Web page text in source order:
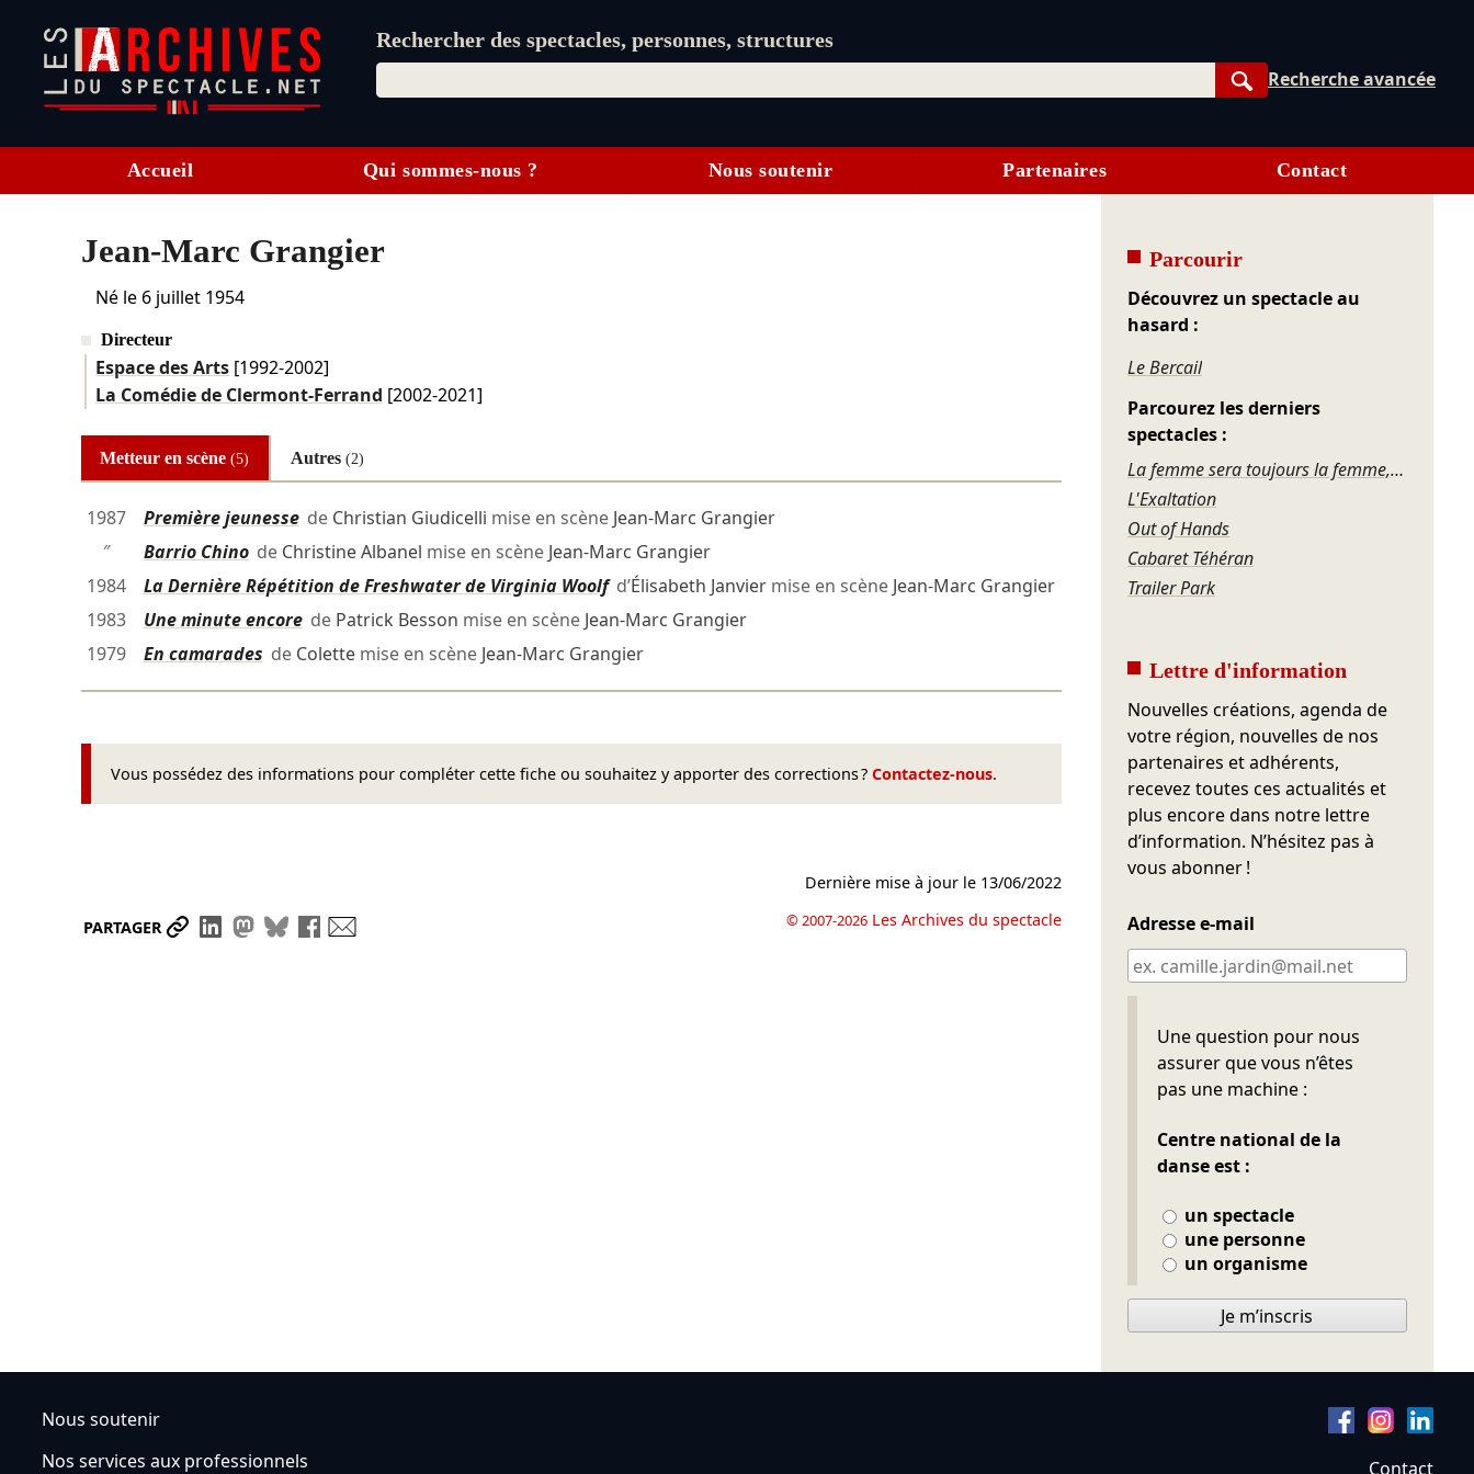
Rechercher des spectacles, personnes, structures
Rechercher
Recherche avancée
Accueil Qui sommes-nous ? Nous soutenir Partenaires Contact
Jean-Marc Grangier
Né le 6 juillet 1954
Directeur
Espace des Arts [1992-2002]
La Comédie de Clermont-Ferrand [2002-2021]
Metteur en scène(5) Autres (2)
1987 Première jeunessede Christian Giudicelli mise en scène Jean-Marc Grangier
″
Barrio Chinode Christine Albanel mise en scène Jean-Marc Grangier
1984
La Dernière Répétition de Freshwater de Virginia Woolfd’Élisabeth Janviermise en scène Jean-Marc Grangier
1983
Une minute encorede Patrick Besson mise en scène Jean-Marc Grangier
1979
En camarades de Colettemise en scène Jean-Marc Grangier
Vous possédez des informations pour compléter cette fiche ou souhaitez y apporter des corrections ? Contactez-nous.
PARTAGER Partager le lien
Partager sur LinkedIn
Partager sur Mastodon
Partager sur Bluesky
Partager sur Facebook
Dernière mise à jour le 13/06/2022
© 2007-2026 Les Archives du spectacle
Parcourir
Découvrez un spectacle au
hasard :
Le Bercail
Parcourez les derniers
spectacles :
La femme sera toujours la femme, revue nue...cléaire
L'Exaltation
Out of Hands
Cabaret Téhéran
Trailer Park
Lettre d'information
Nouvelles créations, agenda de
votre région, nouvelles de nos
partenaires et adhérents,
recevez toutes ces actualités et
plus encore dans notre lettre
d’information. N’hésitez pas à
vous abonner !
Adresse e-mail
Une question pour nous
assurer que vous n’êtes
pas une machine :
Centre national de la
danse est :
un spectacle
une personne
un organisme
Ne pas remplir
Je m’inscris
Nous soutenir
Nos services aux professionnels
Contact